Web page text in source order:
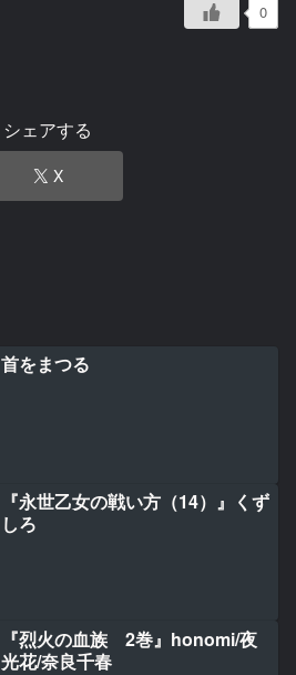
0
シェアする
X
首をまつる
『永世乙女の戦い方（14）』くず
しろ
『烈火の血族 2巻』honomi/夜
光花/奈良千春